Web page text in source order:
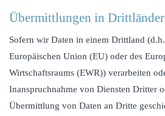
Übermittlungen in Drittländer
Sofern wir Daten in einem Drittland
Europäischen Union (EU) oder des
Wirtschaftsraums (EWR)) verarbeiten
Inanspruchnahme von Diensten Dritter
Übermittlung von Daten an Dritte